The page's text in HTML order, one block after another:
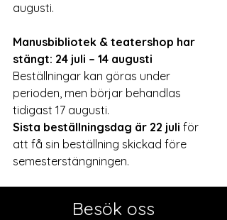
augusti.
Manusbibliotek & teatershop har
stängt: 24 juli – 14 augusti
Beställningar kan göras under
perioden, men börjar behandlas
tidigast 17 augusti.
Sista beställningsdag är 22 juli för
att få sin beställning skickad före
semesterstängningen.
Besök oss